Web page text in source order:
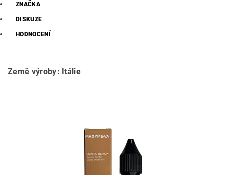
ZNAČKA
DISKUZE
HODNOCENÍ
Země výroby: Itálie